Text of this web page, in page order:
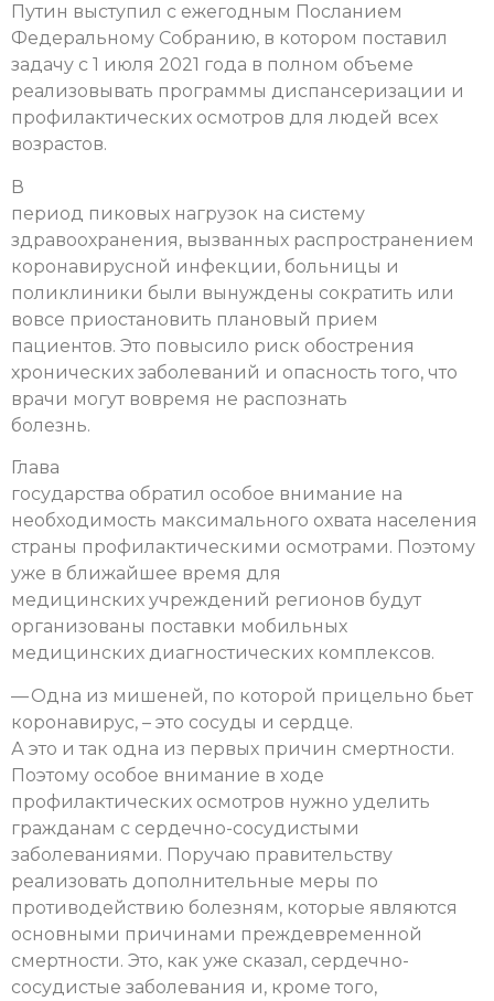
Путин выступил с ежегодным Посланием
Федеральному Собранию, в котором поставил
задачу с 1 июля 2021 года в полном объеме
реализовывать программы диспансеризации и
профилактических осмотров для людей всех
возрастов.
В
период пиковых нагрузок на систему
здравоохранения, вызванных распространением
коронавирусной инфекции, больницы и
поликлиники были вынуждены сократить или
вовсе приостановить плановый прием
пациентов. Это повысило риск обострения
хронических заболеваний и опасность того, что
врачи могут вовремя не распознать
болезнь.
Глава
государства обратил особое внимание на
необходимость максимального охвата населения
страны профилактическими осмотрами. Поэтому
уже в ближайшее время для
медицинских учреждений регионов будут
организованы поставки мобильных
медицинских диагностических комплексов.
— Одна из мишеней, по которой прицельно бьет
коронавирус, – это сосуды и сердце.
А это и так одна из первых причин смертности.
Поэтому особое внимание в ходе
профилактических осмотров нужно уделить
гражданам с сердечно-сосудистыми
заболеваниями. Поручаю правительству
реализовать дополнительные меры по
противодействию болезням, которые являются
основными причинами преждевременной
смертности. Это, как уже сказал, сердечно-
сосудистые заболевания и, кроме того,